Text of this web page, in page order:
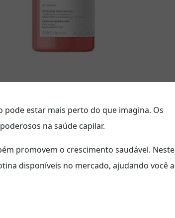
pode estar mais perto do que imagina. Os
na saúde capilar.
promovem o crescimento saudável. Neste
disponíveis no mercado, ajudando você a